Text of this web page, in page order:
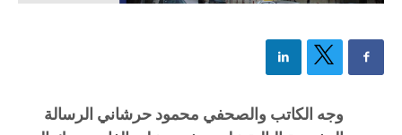
وجه الكاتب والصحفي محمود حرشاني الرسالة